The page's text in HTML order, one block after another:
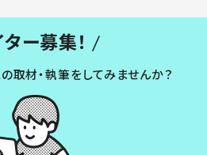
ー募集！
取材・執筆をしてみませんか？